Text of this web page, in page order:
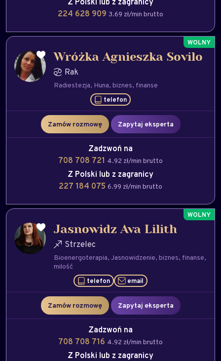
224 628 909 3.69 zł/min brutto
Wróżka Agnieszka Sovilo
Rak
Radiestezja Huna biznes finanse
telefon
Zamów rozmowę Zapytaj eksperta
Zadzwoń na
708 708 721 4.92 zł/min brutto
Z Polski lub z zagranicy
227 184 075 6.99 zł/min brutto
Jasnowidz Ava Lilith
Strzelec
Bioenergoterapia Jasnowidzenie biznes finanse
milość
telefon email
Zamów rozmowę Zapytaj eksperta
Zadzwoń na
708 708 716 4.92 zł/min brutto
Z Polski lub z zagranicy